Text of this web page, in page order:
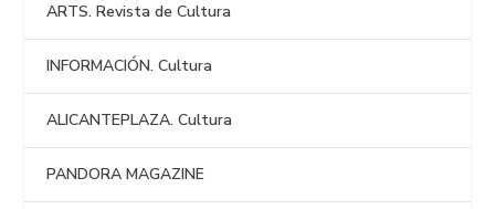
ARTS. Revista de Cultura
INFORMACIÓN. Cultura
ALICANTEPLAZA. Cultura
PANDORA MAGAZINE